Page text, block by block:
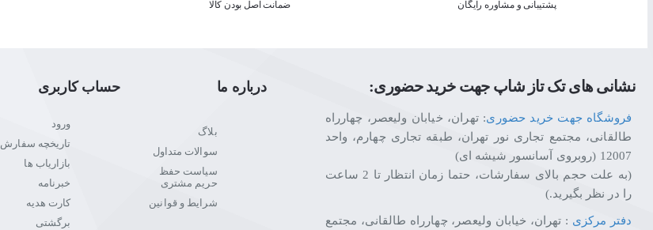
پشتیبانی و مشاوره رایگان ﺿﻤﺎﻧﺖ اﺻﻞ ﺑﻮدن ﮐﺎﻟﺎ
نشانی های تک تاز شاپ جهت خرید حضوری:
فروشگاه جهت خرید حضوری: تهران، خیابان ولیعصر، چهارراه
طالقانی، مجتمع تجاری نور تهران، طبقه تجاری چهارم، واحد
12007 (روبروی آسانسور شیشه ای)
(به علت حجم بالای سفارشات، حتما زمان انتظار تا 2 ساعت
را در نظر بگیرید.)
دفتر مرکزی : تهران، خیابان ولیعصر، چهارراه طالقانی، مجتمع
درباره ما
بلاگ
سوالات متداول
سیاست حفظ
حریم مشتری
شرایط و قوانین
حساب کاربری
ورود
تاریخچه سفارش
بازاریاب ها
خبرنامه
کارت هدیه
برگشتی